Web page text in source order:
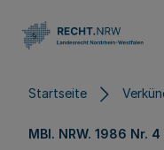
Startseite
MBl. NRW. 1986 Nr. 4